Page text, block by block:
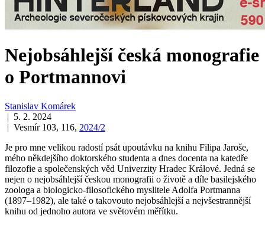
Nejobsáhlejší česká monografie
o Portmannovi
Stanislav Komárek
| 5. 2. 2024
| Vesmír 103, 116, 2024/2
Je pro mne velikou radostí psát upoutávku na knihu Filipa Jaroše,
mého někdejšího doktorského studenta a dnes docenta na katedře
filozofie a společenských věd Univerzity Hradec Králové. Jedná se
nejen o nejobsáhlejší českou monografii o životě a díle basilejského
zoologa a biologicko-filosofického myslitele Adolfa Portmanna
(1897–1982), ale také o takovouto nejobsáhlejší a nejvšestrannější
knihu od jednoho autora ve světovém měřítku.